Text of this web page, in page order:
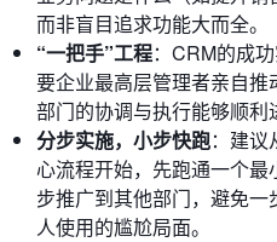
而非盲目追求功能大而全。
“一把手”工程：CRM的成
要企业最高层管理者亲自
部门的协调与执行能够顺利
分步实施，小步快跑：建
心流程开始，先跑通一个
步推广到其他部门，避免
人使用的尴尬局面。